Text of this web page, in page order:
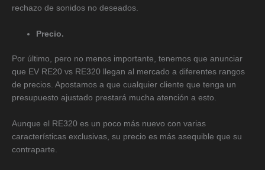
rechazo de sonidos no deseados.
Precio.
Por último, pero no menos importante, tenemos que anunciar
que EV RE20 vs RE320 llegan al mercado a diferentes rangos
de precios. Apostamos a que cualquier cliente que tenga un
presupuesto ajustado prestará mucha atención a esto.
Aunque el RE320 es un poco más nuevo con varias
características exclusivas, su precio es más asequible que su
contraparte.